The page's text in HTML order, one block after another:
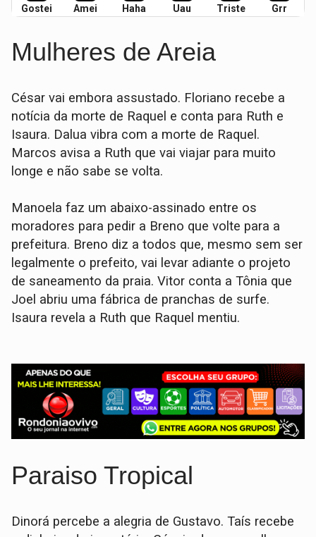
Gostei Amei Haha Uau Triste Grr
Mulheres de Areia
César vai embora assustado. Floriano recebe a
notícia da morte de Raquel e conta para Ruth e
Isaura. Dalua vibra com a morte de Raquel.
Marcos avisa a Ruth que vai viajar para muito
longe e não sabe se volta.
Manoela faz um abaixo-assinado entre os
moradores para pedir a Breno que volte para a
prefeitura. Breno diz a todos que, mesmo sem ser
legalmente o prefeito, vai levar adiante o projeto
de saneamento da praia. Vi­tor conta a Tônia que
Joel abriu uma fábrica de pranchas de surfe.
Isaura revela a Ruth que Raquel mentiu.
Paraiso Tropical
Dinorá percebe a alegria de Gustavo. Taís recebe